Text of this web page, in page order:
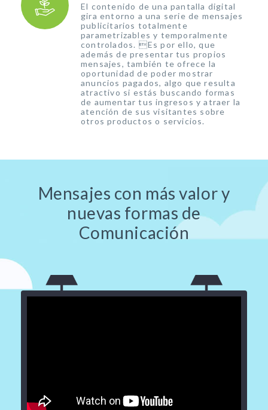
El contenido de una pantalla digital
gira entorno a una serie de mensajes
publicitarios totalmente
parametrizables y temporalmente
controlados. Es por ello, que
además de presentar tus propios
mensajes, también te ofrece la
oportunidad de poder mostrar
anuncios pagados, algo que resulta
atractivo si estás buscando formas
de aumentar tus ingresos y atraer la
atención de sus visitantes sobre
otros productos o servicios.
Mensajes con más valor y
nuevas formas de
Comunicación